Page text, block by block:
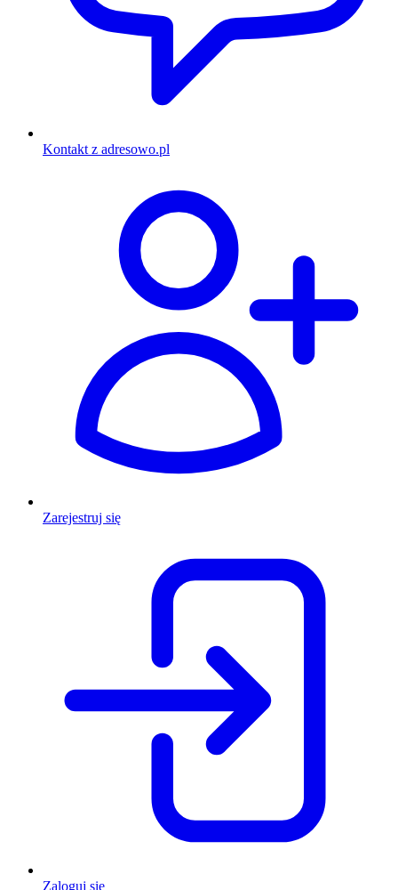
Kontakt z adresowo.pl
Zarejestruj się
Zaloguj się